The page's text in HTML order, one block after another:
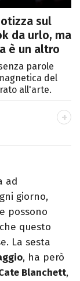
sul
da urlo, ma
è un altro
parole
del
all'arte.
di libri e
TV.
ad
giorno,
possono
questo
La sesta
, ha però
Blanchett,